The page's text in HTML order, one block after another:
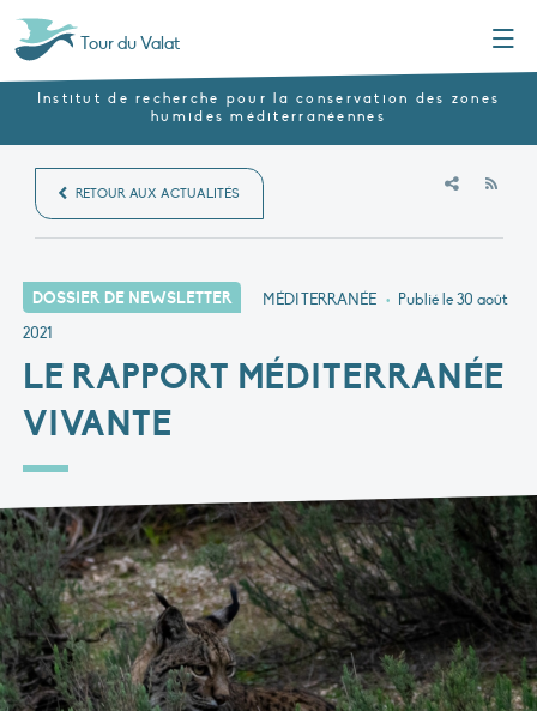
Tour du Valat
Institut de recherche pour la conservation des zones
humides méditerranéennes
RETOUR AUX ACTUALITÉS
DOSSIER DE NEWSLETTER MÉDITERRANÉE • Publié le30 août
2021
LE RAPPORT MÉDITERRANÉE
VIVANTE